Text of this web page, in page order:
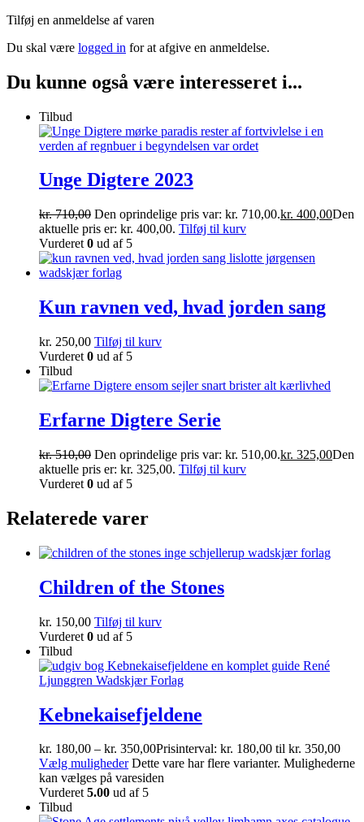
Tilføj en anmeldelse af varen
Du skal være logged in for at afgive en anmeldelse.
Du kunne også være interesseret i...
Tilbud
Unge Digtere 2023
kr.710,00 Den oprindelige pris var: kr. 710,00.kr. 400,00Den
aktuelle pris er: kr. 400,00. Tilføj til kurv
Vurderet 0 ud af 5
Kun ravnen ved, hvad jorden sang
kr. 250,00 Tilføj til kurv
Vurderet 0 ud af 5
Tilbud
Erfarne Digtere Serie
kr.510,00 Den oprindelige pris var: kr. 510,00.kr. 325,00Den
aktuelle pris er: kr. 325,00. Tilføj til kurv
Vurderet 0 ud af 5
Relaterede varer
Children of the Stones
kr. 150,00 Tilføj til kurv
Vurderet 0 ud af 5
Tilbud
Kebnekaisefjeldene
kr. 180,00 – kr. 350,00Prisinterval: kr. 180,00 til kr. 350,00
Vælg muligheder Dette vare har flere varianter. Mulighederne
kan vælges på varesiden
Vurderet5.00 ud af 5
Tilbud